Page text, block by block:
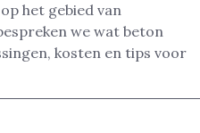
het gebied van
we wat beton
kosten en tips voor